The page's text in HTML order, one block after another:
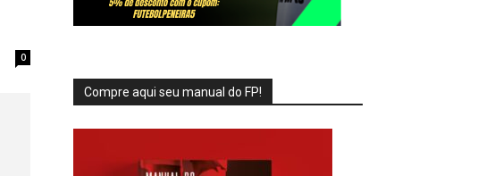
0
Compre aqui seu manual do FP!